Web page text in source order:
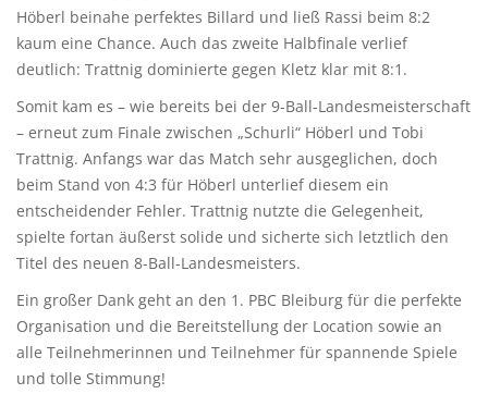
Höberl beinahe perfektes Billard und ließ Rassi beim 8:2
kaum eine Chance. Auch das zweite Halbfinale verlief
deutlich: Trattnig dominierte gegen Kletz klar mit 8:1.
Somit kam es – wie bereits bei der 9-Ball-Landesmeisterschaft
– erneut zum Finale zwischen „Schurli“ Höberl und Tobi
Trattnig. Anfangs war das Match sehr ausgeglichen, doch
beim Stand von 4:3 für Höberl unterlief diesem ein
entscheidender Fehler. Trattnig nutzte die Gelegenheit,
spielte fortan äußerst solide und sicherte sich letztlich den
Titel des neuen 8-Ball-Landesmeisters.
Ein großer Dank geht an den 1. PBC Bleiburg für die perfekte
Organisation und die Bereitstellung der Location sowie an
alle Teilnehmerinnen und Teilnehmer für spannende Spiele
und tolle Stimmung!